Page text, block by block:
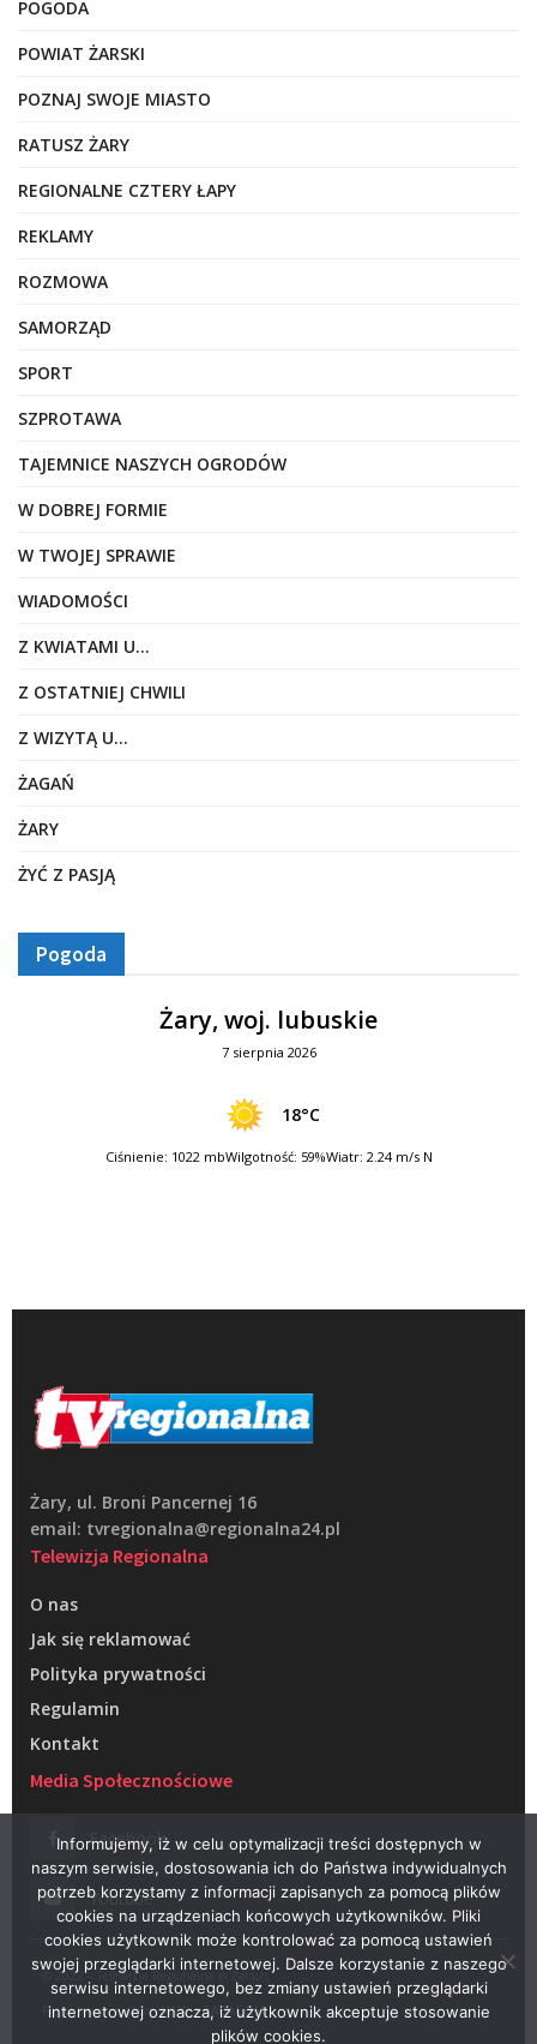
POGODA
POWIAT ŻARSKI
POZNAJ SWOJE MIASTO
RATUSZ ŻARY
REGIONALNE CZTERY ŁAPY
REKLAMY
ROZMOWA
SAMORZĄD
SPORT
SZPROTAWA
TAJEMNICE NASZYCH OGRODÓW
W DOBREJ FORMIE
W TWOJEJ SPRAWIE
WIADOMOŚCI
Z KWIATAMI U…
Z OSTATNIEJ CHWILI
Z WIZYTĄ U…
ŻAGAŃ
ŻARY
ŻYĆ Z PASJĄ
Pogoda
Żary, woj. lubuskie
7 sierpnia 2026
18°C
Ciśnienie: 1022 mbWilgotność: 59%Wiatr: 2.24 m/s N
Żary, ul. Broni Pancernej 16
email: tvregionalna@regionalna24.pl
Telewizja Regionalna
O nas
Jak się reklamować
Polityka prywatności
Regulamin
Kontakt
Media Społecznościowe
Facebook
Youtube
© 2022 – Telewizja Regionalna w Żarach
Projektowanie stron WWW –RAGACOM
Informujemy, iż w celu optymalizacji treści dostępnych w
naszym serwisie, dostosowania ich do Państwa indywidualnych
potrzeb korzystamy z informacji zapisanych za pomocą plików
cookies na urządzeniach końcowych użytkowników. Pliki
cookies użytkownik może kontrolować za pomocą ustawień
swojej przeglądarki internetowej. Dalsze korzystanie z naszego
serwisu internetowego, bez zmiany ustawień przeglądarki
internetowej oznacza, iż użytkownik akceptuje stosowanie
plików cookies.